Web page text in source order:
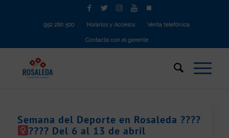
952 280 500 Horarios y Accesos Venta telefónica
Contacta con el gerente
Semana del Deporte en Rosaleda ????
???? Del 6 al 13 de abril